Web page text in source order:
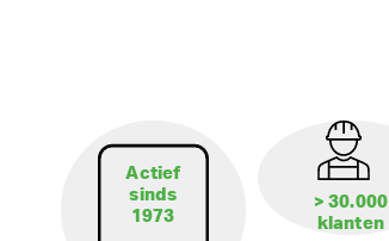
Actief
sinds
1973
> 30.000
klanten